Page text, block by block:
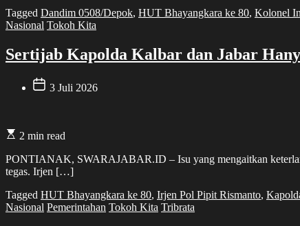
Tagged Dandim 0508/Depok, HUT Bhayangkara ke 80, Kolonel
Nasional Tokoh Kita
Sertijab Kapolda Kalbar dan Jabar
3 Juli 2026
2 min read
PONTIANAK, SWARAJABAR.ID – Isu yang mengaitkan
tegas. Irjen […]
Tagged HUT Bhayangkara ke 80, Irjen Pol Pipit Rismanto,
Nasional Pemerintahan Tokoh Kita Tribrata